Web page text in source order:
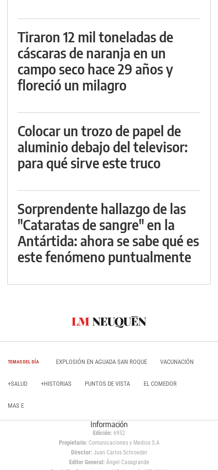
Tiraron 12 mil toneladas de
cáscaras de naranja en un
campo seco hace 29 años y
floreció un milagro
Colocar un trozo de papel de
aluminio debajo del televisor:
para qué sirve este truco
Sorprendente hallazgo de las
"Cataratas de sangre" en la
Antártida: ahora se sabe qué es
este fenómeno puntualmente
TEMAS DEL DÍA EXPLOSIÓN EN AGUADA SAN ROQUE VACUNACIÓN
+SALUD +HISTORIAS PUNTOS DE VISTA EL COMEDOR
MAS E
Información
Edición: 6952
Propietario:Comunicaciones y Medios S.A
Director: Juan Carlos Schroeder
Editor General:Ángel Casagrande